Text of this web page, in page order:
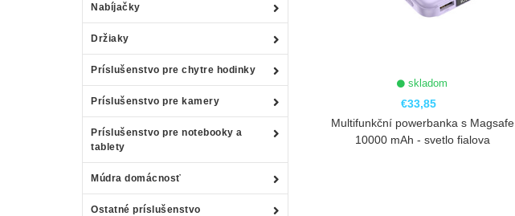
Nabíjačky
Držiaky
Príslušenstvo pre chytre hodinky
Príslušenstvo pre kamery
Príslušenstvo pre notebooky a
tablety
Múdra domácnosť
Ostatné príslušenstvo
skladom
€33,85
Multifunkční powerbanka s Magsafe
10000 mAh - svetlo fialova